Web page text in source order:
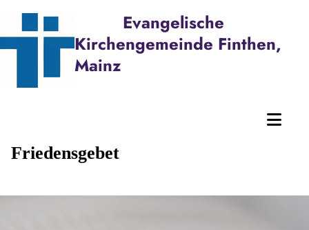
Evangelische
Kirchengemeinde Finthen,
Mainz
Friedensgebet